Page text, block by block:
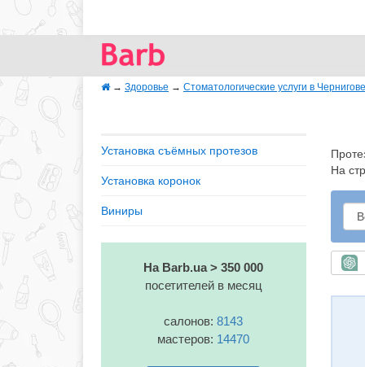
→ Здоровье → Стоматологические услуги в Чернигове
На
Установка съёмных протезов
Установка коронок
Виниры
На Barb.ua > 350 000
посетителей в месяц
салонов:8143
мастеров: 14470